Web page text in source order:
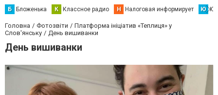
Б Бложенька К Классное радио Н Налоговая информирует Ю
Головна Фотозвіти
Платформа ініціатив «Теплиця» у
Слов'янську
День вишиванки
День вишиванки